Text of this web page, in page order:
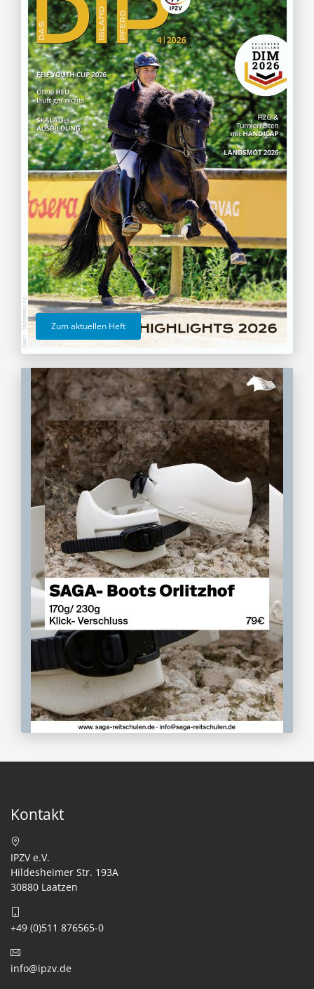
Zum aktuellen Heft
Kontakt
IPZV e.V.
Hildesheimer Str. 193A
30880 Laatzen
+49 (0)511 876565-0
info@ipzv.de